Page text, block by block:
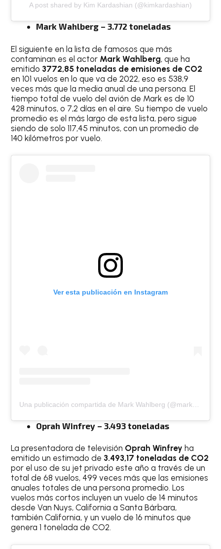
A post shared by Kim Kardashian (@kimkardashian)
Mark Wahlberg – 3.772 toneladas
El siguiente en la lista de famosos que más
contaminan es el actor Mark Wahlberg, que ha
emitido 3772,85 toneladas de emisiones de CO2
en 101 vuelos en lo que va de 2022, eso es 538,9
veces más que la media anual de una persona. El
tiempo total de vuelo del avión de Mark es de 10
428 minutos, o 7,2 días en el aire. Su tiempo de vuelo
promedio es el más largo de esta lista, pero sigue
siendo de solo 117,45 minutos, con un promedio de
140 kilómetros por vuelo.
Ver esta publicación en Instagram
Oprah Winfrey – 3.493 toneladas
La presentadora de televisión Oprah Winfrey ha
emitido un estimado de 3.493,17 toneladas de CO2
por el uso de su jet privado este año a través de un
total de 68 vuelos, 499 veces más que las emisiones
anuales totales de una persona promedio. Los
vuelos más cortos incluyen un vuelo de 14 minutos
desde Van Nuys, California a Santa Bárbara,
también California, y un vuelo de 16 minutos que
genera 1 tonelada de CO2.